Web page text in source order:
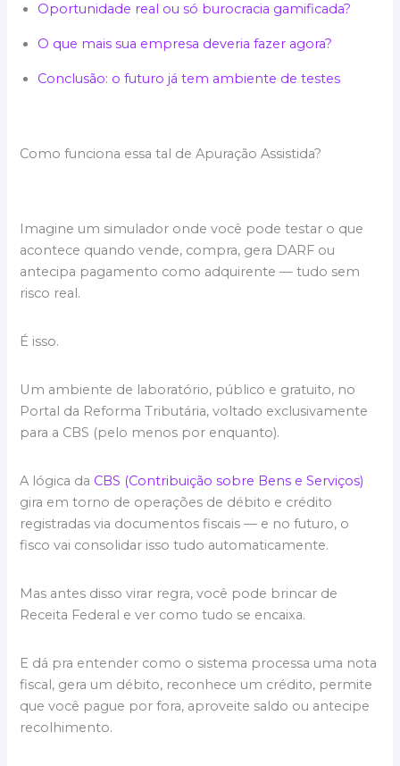
Oportunidade real ou só burocracia gamificada?
O que mais sua empresa deveria fazer agora?
Conclusão: o futuro já tem ambiente de testes
Como funciona essa tal de Apuração Assistida?
Imagine um simulador onde você pode testar o que
acontece quando vende, compra, gera DARF ou
antecipa pagamento como adquirente — tudo sem
risco real.
É isso.
Um ambiente de laboratório, público e gratuito, no
Portal da Reforma Tributária, voltado exclusivamente
para a CBS (pelo menos por enquanto).
A lógica da CBS (Contribuição sobre Bens e Serviços)
gira em torno de operações de débito e crédito
registradas via documentos fiscais — e no futuro, o
fisco vai consolidar isso tudo automaticamente.
Mas antes disso virar regra, você pode brincar de
Receita Federal e ver como tudo se encaixa.
E dá pra entender como o sistema processa uma nota
fiscal, gera um débito, reconhece um crédito, permite
que você pague por fora, aproveite saldo ou antecipe
recolhimento.